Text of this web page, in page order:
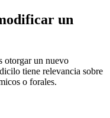
un
otorgar un nuevo
tiene relevancia sobre
o forales.